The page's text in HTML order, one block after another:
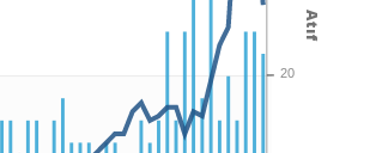
20
Atıf